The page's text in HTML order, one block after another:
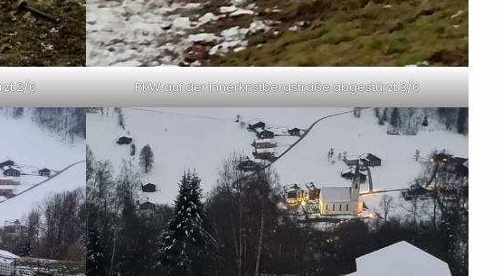
2/6 PKW auf der Innerkristbergstraße abgestürzt 3/6